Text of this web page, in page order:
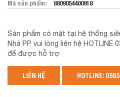
Mã sản phẩm: 8809054400918
Sản phẩm có mặt tại hệ thống
Nhà PP vui lòng liên hệ HOTLINE
để được hỗ trợ
LIÊN HỆ HOTLINE: